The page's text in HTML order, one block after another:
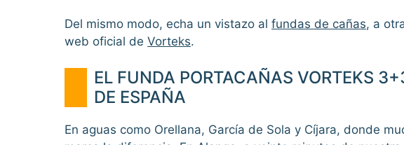
Del mismo modo, echa un vistazo al fundas de cañas, a
web oficial de Vorteks.
EL FUNDA PORTACAÑAS VORTEKS
DE ESPAÑA
En aguas como Orellana, García de Sola y Cíjara, donde